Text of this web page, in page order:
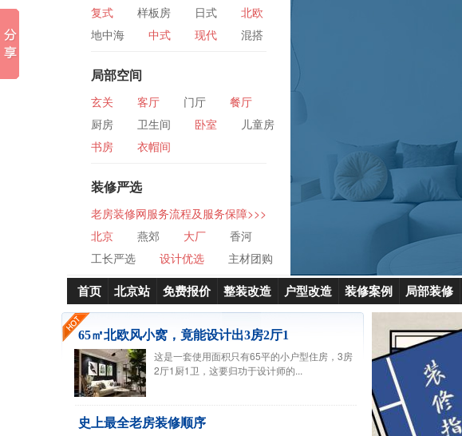
复式
样板房 日式
北欧
地中海
中式 现代
混搭
局部空间
玄关 客厅 门厅
餐厅
厨房
卫生间 卧室
儿童房
书房
衣帽间
装修严选
老房装修网服务流程及服务保障>>>
北京
燕郊 大厂
香河
工长严选
设计优选 主材团购
首页 北京站 免费报价 整装改造 户型改造 装修案例 局部装修
65㎡北欧风小窝，竟能设计出3房2厅1
这是一套使用面积只有65平的小户型住房，3房
2厅1厨1卫，这要归功于设计师的...
史上最全老房装修顺序